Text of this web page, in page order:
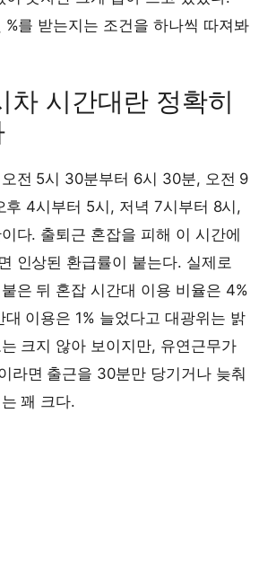
%를 받는지는 조건을 하나씩 따져봐
차 시간대란 정확히
전 5시 30분부터 6시 30분, 오전 9
후 4시부터 5시, 저녁 7시부터 8시,
다. 출퇴근 혼잡을 피해 이 시간에
인상된 환급률이 붙는다. 실제로
은 뒤 혼잡 시간대 이용 비율은 4%
대 이용은 1% 늘었다고 대광위는 밝
크지 않아 보이지만, 유연근무가
라면 출근을 30분만 당기거나 늦춰
꽤 크다.